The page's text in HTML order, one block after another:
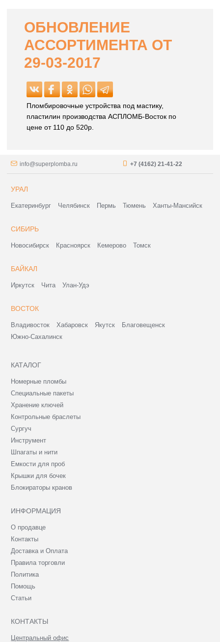
ОБНОВЛЕНИЕ
АССОРТИМЕНТА ОТ
29-03-2017
Пломбировочные устройства под мастику,
пластилин производства АСПЛОМБ-Восток по
цене от 110 до 520р.
info@superplomba.ru +7 (4162) 21-41-22
УРАЛ
Екатеринбург Челябинск Пермь Тюмень Ханты-Мансийск
СИБИРЬ
Новосибирск Красноярск Кемерово Томск
БАЙКАЛ
Иркутск Чита Улан-Удэ
ВОСТОК
Владивосток Хабаровск Якутск
Благовещенск
Южно-Сахалинск
КАТАЛОГ
Номерные пломбы
Специальные пакеты
Хранение ключей
Контрольные браслеты
Сургуч
Инструмент
Шпагаты и нити
Емкости для проб
Крышки для бочек
Блокираторы кранов
ИНФОРМАЦИЯ
О продавце
Контакты
Доставка и Оплата
Правила торговли
Политика
Помощь
Статьи
КОНТАКТЫ
Центральный офис